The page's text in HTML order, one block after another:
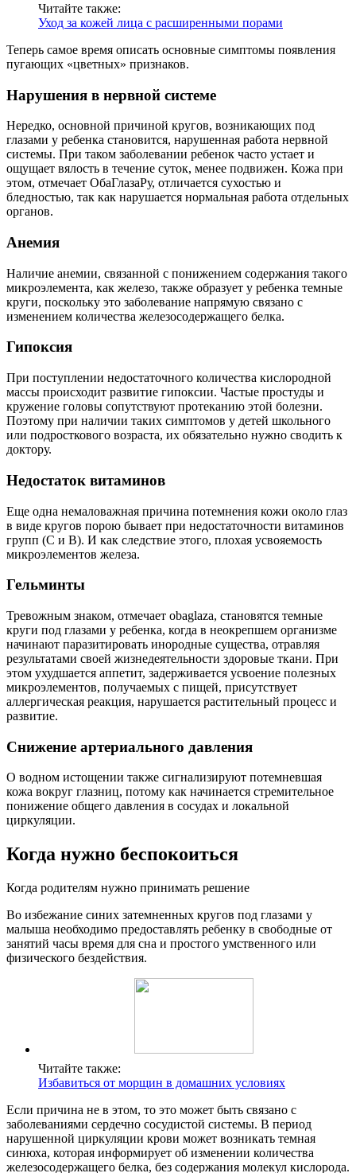
Читайте также:
Уход за кожей лица с расширенными порами
Теперь самое время описать основные симптомы появления
пугающих «цветных» признаков.
Нарушения в нервной системе
Нередко, основной причиной кругов, возникающих под
глазами у ребенка становится, нарушенная работа нервной
системы. При таком заболевании ребенок часто устает и
ощущает вялость в течение суток, менее подвижен. Кожа при
этом, отмечает ОбаГлазаРу, отличается сухостью и
бледностью, так как нарушается нормальная работа отдельных
органов.
Анемия
Наличие анемии, связанной с понижением содержания такого
микроэлемента, как железо, также образует у ребенка темные
круги, поскольку это заболевание напрямую связано с
изменением количества железосодержащего белка.
Гипоксия
При поступлении недостаточного количества кислородной
массы происходит развитие гипоксии. Частые простуды и
кружение головы сопутствуют протеканию этой болезни.
Поэтому при наличии таких симптомов у детей школьного
или подросткового возраста, их обязательно нужно сводить к
доктору.
Недостаток витаминов
Еще одна немаловажная причина потемнения кожи около глаз
в виде кругов порою бывает при недостаточности витаминов
групп (С и В). И как следствие этого, плохая усвояемость
микроэлементов железа.
Гельминты
Тревожным знаком, отмечает оbаglаza, становятся темные
круги под глазами у ребенка, когда в неокрепшем организме
начинают паразитировать инородные существа, отравляя
результатами своей жизнедеятельности здоровые ткани. При
этом ухудшается аппетит, задерживается усвоение полезных
микроэлементов, получаемых с пищей, присутствует
аллергическая реакция, нарушается растительный процесс и
развитие.
Снижение артериального давления
О водном истощении также сигнализируют потемневшая
кожа вокруг глазниц, потому как начинается стремительное
понижение общего давления в сосудах и локальной
циркуляции.
Когда нужно беспокоиться
Когда родителям нужно принимать решение
Во избежание синих затемненных кругов под глазами у
малыша необходимо предоставлять ребенку в свободные от
занятий часы время для сна и простого умственного или
физического бездействия.
Читайте также:
Избавиться от морщин в домашних условиях
Если причина не в этом, то это может быть связано с
заболеваниями сердечно сосудистой системы. В период
нарушенной циркуляции крови может возникать темная
синюха, которая информирует об изменении количества
железосодержащего белка, без содержания молекул кислорода.